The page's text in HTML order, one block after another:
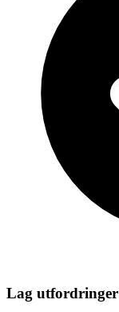
Lag utfordringer